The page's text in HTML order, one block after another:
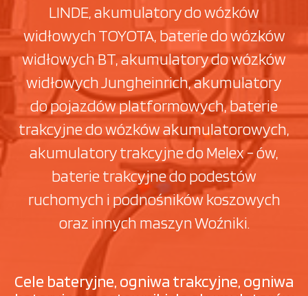
LINDE, akumulatory do wózków
widłowych TOYOTA, baterie do wózków
widłowych BT, akumulatory do wózków
widłowych Jungheinrich, akumulatory
do pojazdów platformowych, baterie
trakcyjne do wózków akumulatorowych,
akumulatory trakcyjne do Melex - ów,
baterie trakcyjne do podestów
ruchomych i podnośników koszowych
oraz innych maszyn Woźniki.
Cele bateryjne, ogniwa trakcyjne, ogniwa